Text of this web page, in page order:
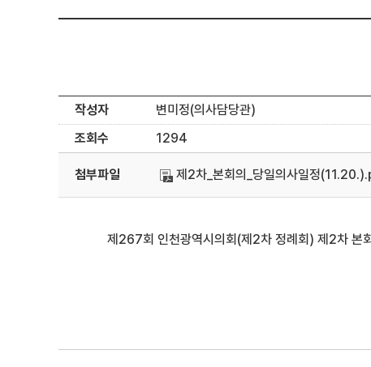
작성자 변미정(의사담당관)
조회수
1294
첨부파일 제2차_본회의_당일의사일정
제267회 인천광역시의회(제2차 정례회) 제2차 본